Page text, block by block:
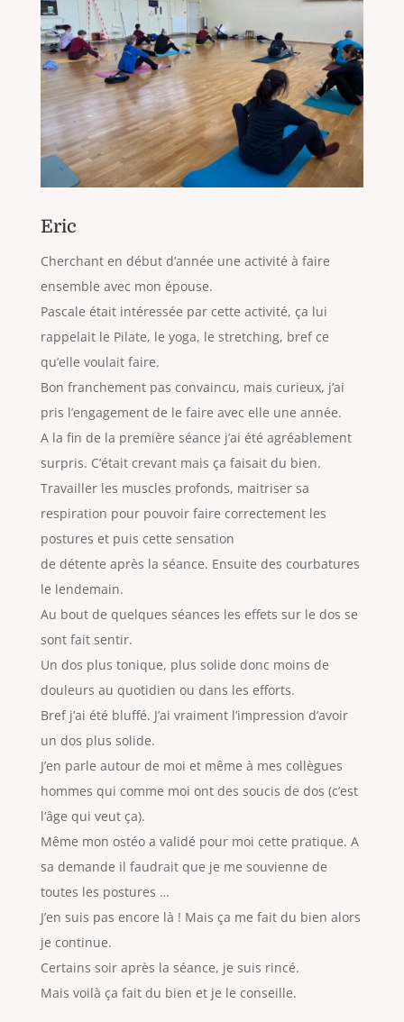
Eric
Cherchant en début d’année une activité à faire
ensemble avec mon épouse.
Pascale était intéressée par cette activité, ça lui
rappelait le Pilate, le yoga, le stretching, bref ce
qu’elle voulait faire.
Bon franchement pas convaincu, mais curieux, j’ai
pris l’engagement de le faire avec elle une année.
A la fin de la première séance j’ai été agréablement
surpris. C’était crevant mais ça faisait du bien.
Travailler les muscles profonds, maitriser sa
respiration pour pouvoir faire correctement les
postures et puis cette sensation
de détente après la séance. Ensuite des courbatures
le lendemain.
Au bout de quelques séances les effets sur le dos se
sont fait sentir.
Un dos plus tonique, plus solide donc moins de
douleurs au quotidien ou dans les efforts.
Bref j’ai été bluffé. J’ai vraiment l’impression d’avoir
un dos plus solide.
J’en parle autour de moi et même à mes collègues
hommes qui comme moi ont des soucis de dos (c’est
l’âge qui veut ça).
Même mon ostéo a validé pour moi cette pratique. A
sa demande il faudrait que je me souvienne de
toutes les postures …
J’en suis pas encore là ! Mais ça me fait du bien alors
je continue.
Certains soir après la séance, je suis rincé.
Mais voilà ça fait du bien et je le conseille.